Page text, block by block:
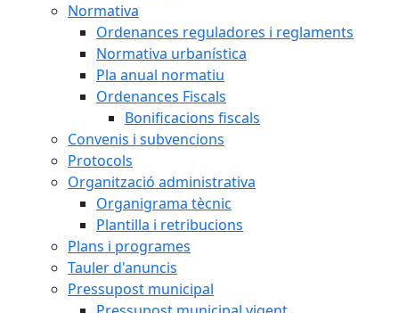
Normativa
Ordenances reguladores i reglaments
Normativa urbanística
Pla anual normatiu
Ordenances Fiscals
Bonificacions fiscals
Convenis i subvencions
Protocols
Organització administrativa
Organigrama tècnic
Plantilla i retribucions
Plans i programes
Tauler d'anuncis
Pressupost municipal